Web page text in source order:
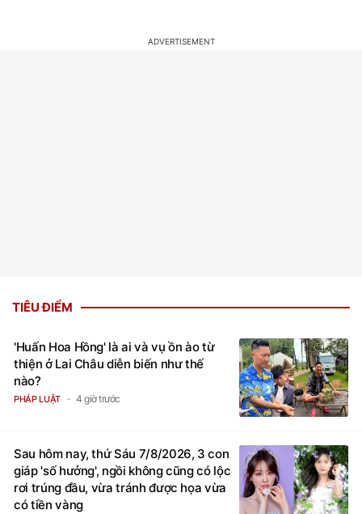
TIÊU ĐIỂM
'Huấn Hoa Hồng' là ai và vụ ồn ào từ
thiện ở Lai Châu diễn biến như thế
nào?
PHÁP LUẬT 4 giờ trước
Sau hôm nay, thứ Sáu 7/8/2026, 3 con
giáp 'số hưởng', ngồi không cũng có lộc
rơi trúng đầu, vừa tránh được họa vừa
có tiền vàng